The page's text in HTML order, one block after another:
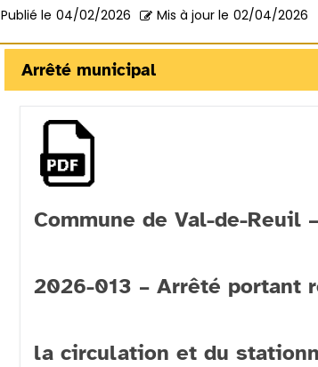
Publié le 04/02/2026 Mis à jour le 02/04/2026
Arrêté municipal
Commune de Val-de-Reuil
2026-013 – Arrêté portant
la circulation et du